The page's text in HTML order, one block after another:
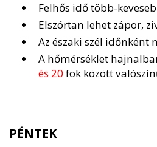
Felhős idő több-
Elszórtan lehet zápor,
Az északi szél időnként
A hőmérséklet
és 20fok között
PÉNTEK